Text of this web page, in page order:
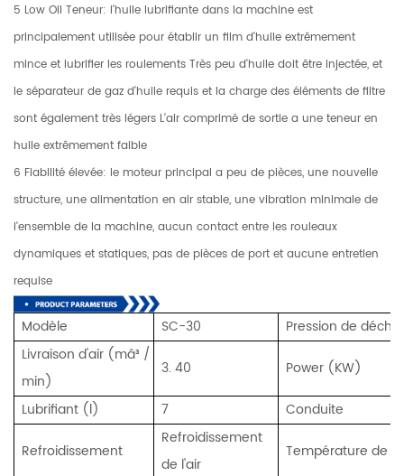
5 Low Oil Teneur: l'huile lubrifiante dans la machine est
principalement utilisée pour établir un film d'huile extrêmement
mince et lubrifier les roulements Très peu d'huile doit être injectée, et
le séparateur de gaz d'huile requis et la charge des éléments de filtre
sont également très légers L'air comprimé de sortie a une teneur en
huile extrêmement faible
6 Fiabilité élevée: le moteur principal a peu de pièces, une nouvelle
structure, une alimentation en air stable, une vibration minimale de
l'ensemble de la machine, aucun contact entre les rouleaux
dynamiques et statiques, pas de pièces de port et aucune entretien
requise
Modèle SC-30
Pression de
Livraison d'air (mâ³ /
min)
3. 40
Power (KW)
Lubrifiant (l)
7
Conduite
Refroidissement
Refroidissement
de l'air
Température de